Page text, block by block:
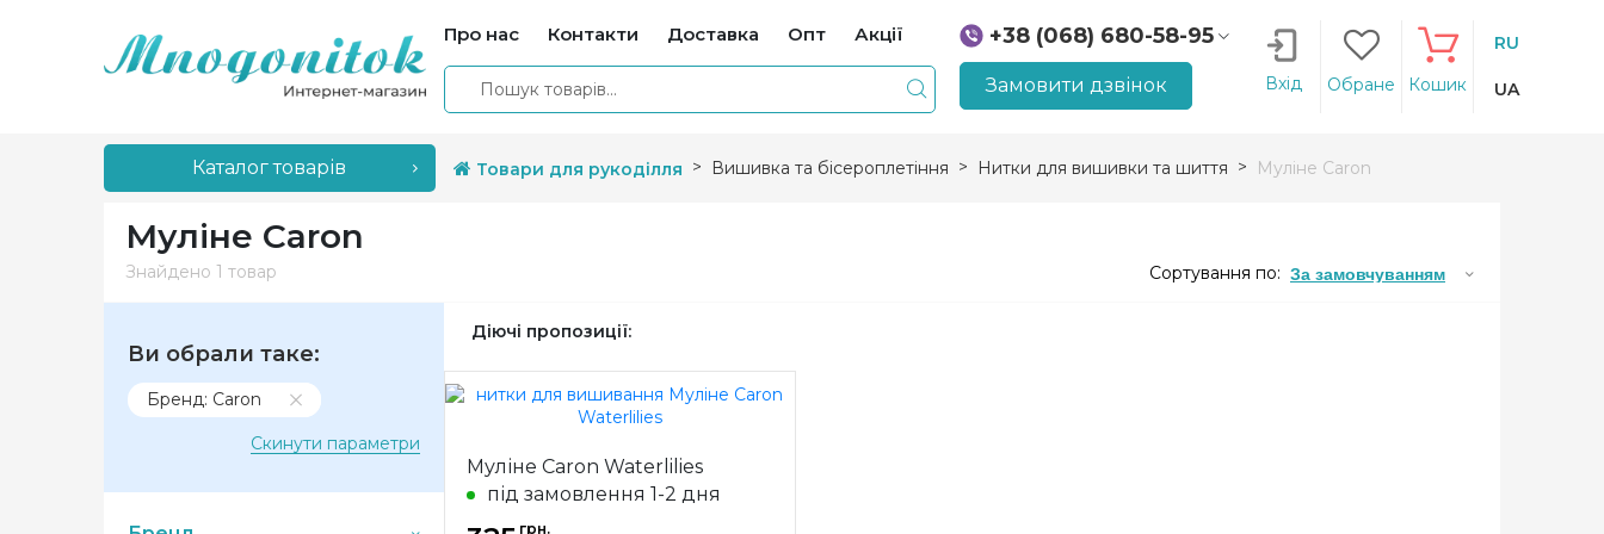
Про нас Контакти Доставка Опт Акції
+38 (068) 680-58-95
+38 (066) 207-14-90
Замовити дзвінок Вхід Обране Кошик
RU
UA
Каталог товарів Товари для рукоділля Вишивка та бісероплетіння Нитки для вишивки та шиття Муліне Caron
Муліне Caron
Знайдено 1 товар Сортування по: За замовчуванням
Ви обрали таке:
Бренд: Caron
Скинути параметри
Діючі пропозиції:
Муліне Caron Waterlilies
під замовлення 1-2 дня
грн.